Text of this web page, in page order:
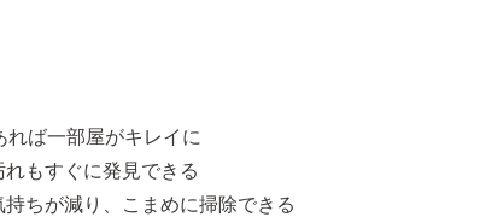
れば一部屋がキレイに
れもすぐに発見できる
持ちが減り、こまめに掃除できる